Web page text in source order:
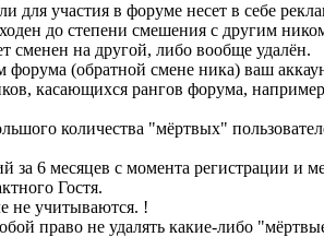
для участия в форуме несет в себе
до степени смешения с другим
сменен на другой, либо вообще удалён.
(обратной смене ника) ваш
касающихся рангов форума,
количества "мёртвых"
6 месяцев с момента регистрации и
Гостя.
не учитываются. !
право не удалять какие-либо